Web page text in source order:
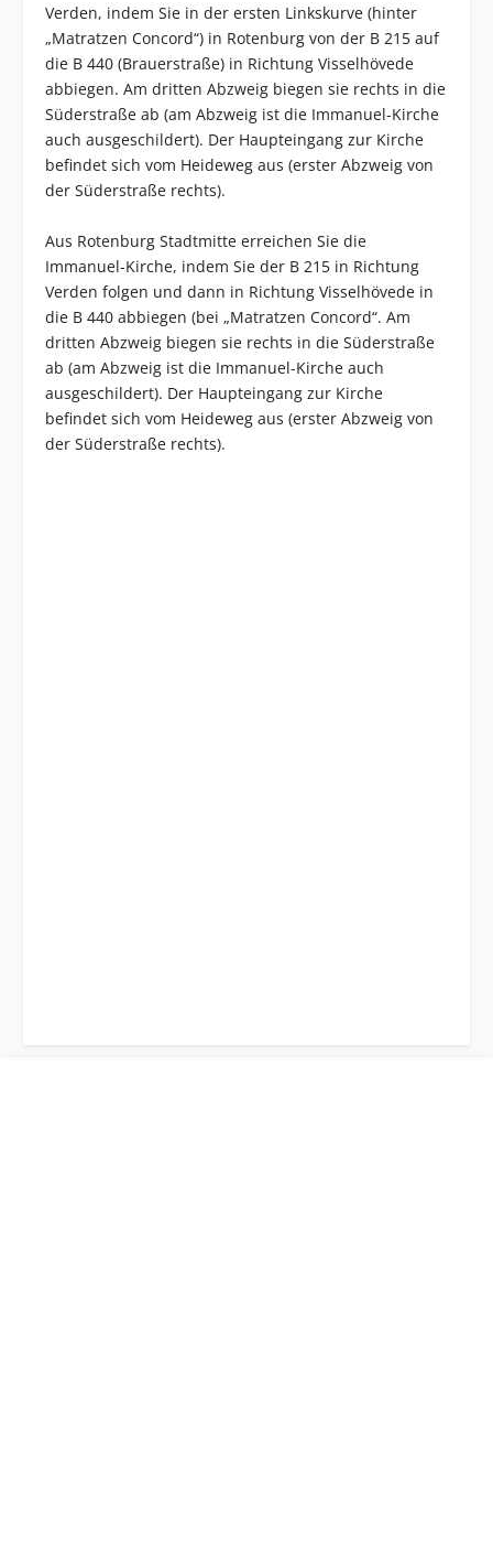
Verden, indem Sie in der ersten Linkskurve (hinter
„Matratzen Concord“) in Rotenburg von der B 215 auf
die B 440 (Brauerstraße) in Richtung Visselhövede
abbiegen. Am dritten Abzweig biegen sie rechts in die
Süderstraße ab (am Abzweig ist die Immanuel-Kirche
auch ausgeschildert). Der Haupteingang zur Kirche
befindet sich vom Heideweg aus (erster Abzweig von
der Süderstraße rechts).
Aus Rotenburg Stadtmitte erreichen Sie die
Immanuel-Kirche, indem Sie der B 215 in Richtung
Verden folgen und dann in Richtung Visselhövede in
die B 440 abbiegen (bei „Matratzen Concord“. Am
dritten Abzweig biegen sie rechts in die Süderstraße
ab (am Abzweig ist die Immanuel-Kirche auch
ausgeschildert). Der Haupteingang zur Kirche
befindet sich vom Heideweg aus (erster Abzweig von
der Süderstraße rechts).